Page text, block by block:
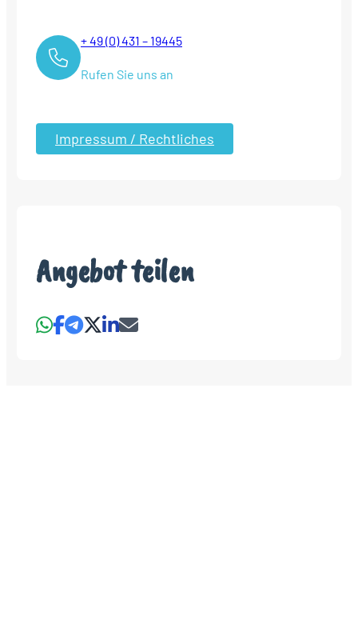
+ 49 (0) 431 – 19445
Rufen Sie uns an
Impressum / Rechtliches
Angebot teilen